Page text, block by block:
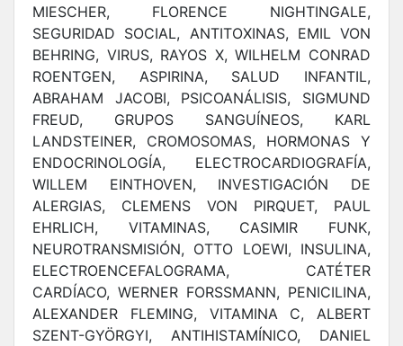
MIESCHER, FLORENCE NIGHTINGALE,
SEGURIDAD SOCIAL, ANTITOXINAS, EMIL VON
BEHRING, VIRUS, RAYOS X, WILHELM CONRAD
ROENTGEN, ASPIRINA, SALUD INFANTIL,
ABRAHAM JACOBI, PSICOANÁLISIS, SIGMUND
FREUD, GRUPOS SANGUÍNEOS, KARL
LANDSTEINER, CROMOSOMAS, HORMONAS Y
ENDOCRINOLOGÍA, ELECTROCARDIOGRAFÍA,
WILLEM EINTHOVEN, INVESTIGACIÓN DE
ALERGIAS, CLEMENS VON PIRQUET, PAUL
EHRLICH, VITAMINAS, CASIMIR FUNK,
NEUROTRANSMISIÓN, OTTO LOEWI, INSULINA,
ELECTROENCEFALOGRAMA, CATÉTER
CARDÍACO, WERNER FORSSMANN, PENICILINA,
ALEXANDER FLEMING, VITAMINA C, ALBERT
SZENT-GYÖRGYI, ANTIHISTAMÍNICO, DANIEL